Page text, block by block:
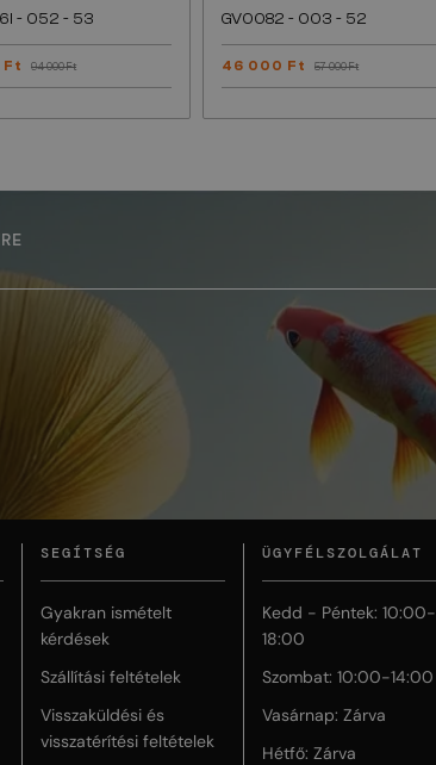
- 052 - 53
Ft 94 000 Ft
GV0082 - 003 - 52
46 000 Ft 57 000 Ft
SEGÍTSÉG
Gyakran ismételt
kérdések
Szállítási feltételek
Visszaküldési és
visszatérítési feltételek
ÜGYFÉLSZOLGÁLAT
Kedd - Péntek: 10:00-
18:00
Szombat: 10:00-14:00
Vasárnap: Zárva
Hétfő: Zárva